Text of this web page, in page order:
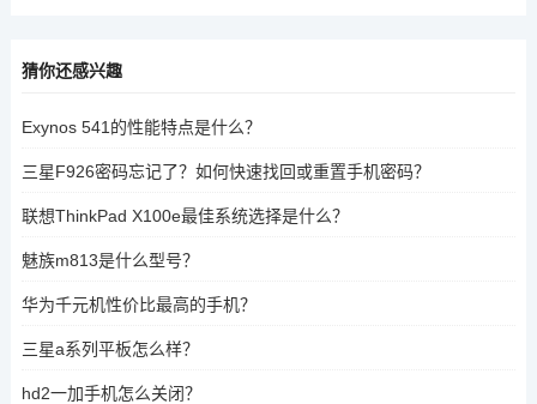
猜你还感兴趣
Exynos 541的性能特点是什么？
三星F926密码忘记了？如何快速找回或重置手机密码？
联想ThinkPad X100e最佳系统选择是什么？
魅族m813是什么型号？
华为千元机性价比最高的手机？
三星a系列平板怎么样？
hd2一加手机怎么关闭？